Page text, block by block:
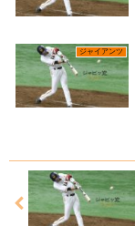
ジャイアンツ